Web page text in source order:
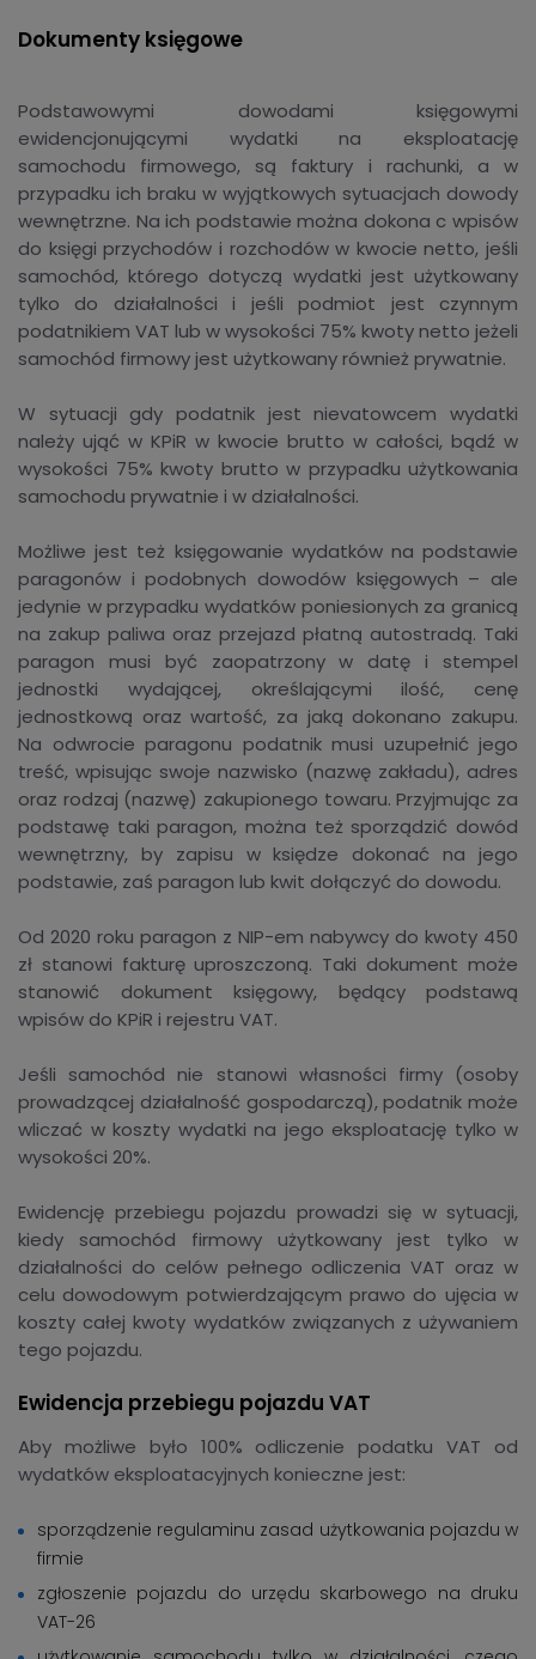
Dokumenty księgowe
Podstawowymi dowodami księgowymi
ewidencjonującymi wydatki na eksploatację
samochodu firmowego, są faktury i rachunki, a w
przypadku ich braku w wyjątkowych sytuacjach dowody
wewnętrzne. Na ich podstawie można dokona c wpisów
do księgi przychodów i rozchodów w kwocie netto, jeśli
samochód, którego dotyczą wydatki jest użytkowany
tylko do działalności i jeśli podmiot jest czynnym
podatnikiem VAT lub w wysokości 75% kwoty netto jeżeli
samochód firmowy jest użytkowany również prywatnie.
W sytuacji gdy podatnik jest nievatowcem wydatki
należy ująć w KPiR w kwocie brutto w całości, bądź w
wysokości 75% kwoty brutto w przypadku użytkowania
samochodu prywatnie i w działalności.
Możliwe jest też księgowanie wydatków na podstawie
paragonów i podobnych dowodów księgowych – ale
jedynie w przypadku wydatków poniesionych za granicą
na zakup paliwa oraz przejazd płatną autostradą. Taki
paragon musi być zaopatrzony w datę i stempel
jednostki wydającej, określającymi ilość, cenę
jednostkową oraz wartość, za jaką dokonano zakupu.
Na odwrocie paragonu podatnik musi uzupełnić jego
treść, wpisując swoje nazwisko (nazwę zakładu), adres
oraz rodzaj (nazwę) zakupionego towaru. Przyjmując za
podstawę taki paragon, można też sporządzić dowód
wewnętrzny, by zapisu w księdze dokonać na jego
podstawie, zaś paragon lub kwit dołączyć do dowodu.
Od 2020 roku paragon z NIP-em nabywcy do kwoty 450
zł stanowi fakturę uproszczoną. Taki dokument może
stanowić dokument księgowy, będący podstawą
wpisów do KPiR i rejestru VAT.
Jeśli samochód nie stanowi własności firmy (osoby
prowadzącej działalność gospodarczą), podatnik może
wliczać w koszty wydatki na jego eksploatację tylko w
wysokości 20%.
Ewidencję przebiegu pojazdu prowadzi się w sytuacji,
kiedy samochód firmowy użytkowany jest tylko w
działalności do celów pełnego odliczenia VAT oraz w
celu dowodowym potwierdzającym prawo do ujęcia w
koszty całej kwoty wydatków związanych z używaniem
tego pojazdu.
Ewidencja przebiegu pojazdu VAT
Aby możliwe było 100% odliczenie podatku VAT od
wydatków eksploatacyjnych konieczne jest:
sporządzenie regulaminu zasad użytkowania pojazdu w
firmie
zgłoszenie pojazdu do urzędu skarbowego na druku
VAT-26